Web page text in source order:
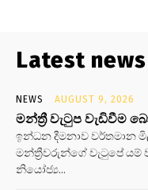
Latest news
NEWS AUGUST 9, 2026
මන්ත්‍රී වැටුප වැඩිවීම
ඉන්ධන දීමනාව වර්තමාන
මන්ත්‍රීවරුන්ගේ වැටුපේ යම්
නියෝජ්‍ය...